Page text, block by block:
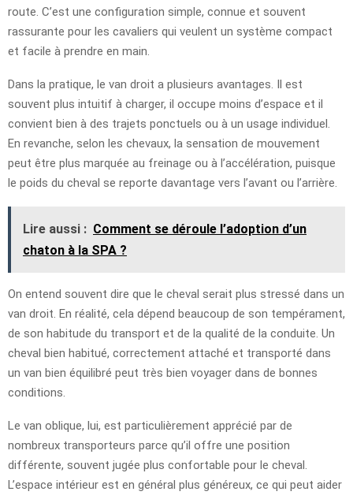
route. C’est une configuration simple, connue et souvent
rassurante pour les cavaliers qui veulent un système compact
et facile à prendre en main.
Dans la pratique, le van droit a plusieurs avantages. Il est
souvent plus intuitif à charger, il occupe moins d’espace et il
convient bien à des trajets ponctuels ou à un usage individuel.
En revanche, selon les chevaux, la sensation de mouvement
peut être plus marquée au freinage ou à l’accélération, puisque
le poids du cheval se reporte davantage vers l’avant ou l’arrière.
Lire aussi : Comment se déroule l’adoption d’un
chaton à la SPA ?
On entend souvent dire que le cheval serait plus stressé dans un
van droit. En réalité, cela dépend beaucoup de son tempérament,
de son habitude du transport et de la qualité de la conduite. Un
cheval bien habitué, correctement attaché et transporté dans
un van bien équilibré peut très bien voyager dans de bonnes
conditions.
Le van oblique, lui, est particulièrement apprécié par de
nombreux transporteurs parce qu’il offre une position
différente, souvent jugée plus confortable pour le cheval.
L’espace intérieur est en général plus généreux, ce qui peut aider